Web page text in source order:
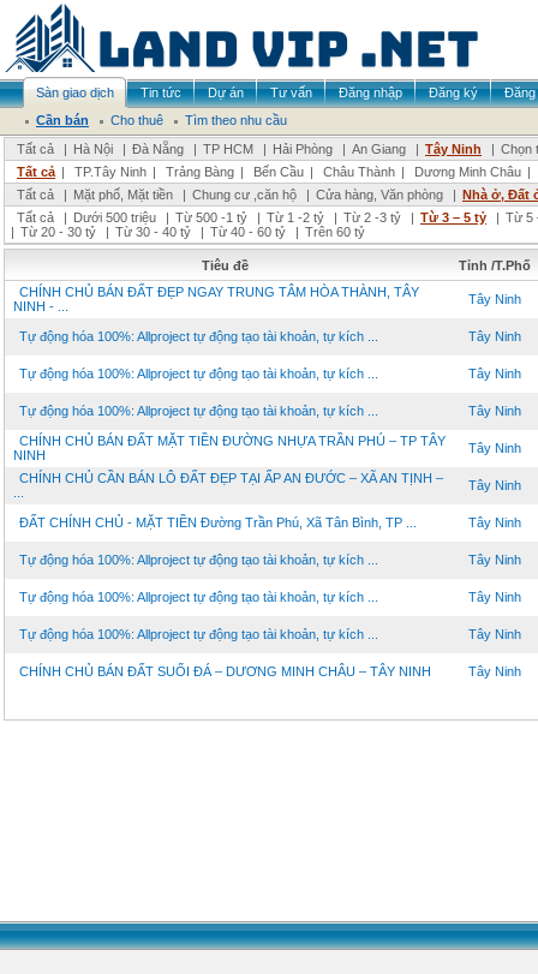
Sàn giao dịch Tin tức Dự án Tư vấn Đăng nhập Đăng ký
Đăng
Cần bán
Cho thuê
Tìm theo nhu cầu
Tất cả
| Hà Nội | Đà Nẵng | TP HCM | Hải Phòng | An Giang | Tây Ninh | Chọn
Tất cả | TP.Tây Ninh | Trảng Bàng | Bến Cầu | Châu Thành | Dương Minh Châu |
Tất cả
| Mặt phố, Mặt tiền | Chung cư ,căn hộ | Cửa hàng, Văn phòng | Nhà ở, Đất
Tất cả
| Dưới 500 triệu | Từ 500 -1 tỷ | Từ 1 -2 tỷ | Từ 2 -3 tỷ | Từ 3 – 5 tỷ | Từ 5
| Từ 20 - 30 tỷ | Từ 30 - 40 tỷ | Từ 40 - 60 tỷ | Trên 60 tỷ
Tiêu đề
Tỉnh /T.Phố
CHÍNH CHỦ BÁN ĐẤT ĐẸP NGAY TRUNG TÂM HÒA THÀNH, TÂY
NINH - ...
Tây Ninh
Tự động hóa 100%: Allproject tự động tạo tài khoản, tự kích ... Tây Ninh
Tự động hóa 100%: Allproject tự động tạo tài khoản, tự kích ... Tây Ninh
Tự động hóa 100%: Allproject tự động tạo tài khoản, tự kích ... Tây Ninh
CHÍNH CHỦ BÁN ĐẤT MẶT TIỀN ĐƯỜNG NHỰA TRẦN PHÚ – TP TÂY
NINH
Tây Ninh
CHÍNH CHỦ CẦN BÁN LÔ ĐẤT ĐẸP TẠI ẤP AN ĐƯỚC – XÃ AN TỊNH –
Tây Ninh
ĐẤT CHÍNH CHỦ - MẶT TIỀN Đường Trần Phú, Xã Tân Bình, TP ... Tây Ninh
Tự động hóa 100%: Allproject tự động tạo tài khoản, tự kích ... Tây Ninh
Tự động hóa 100%: Allproject tự động tạo tài khoản, tự kích ... Tây Ninh
Tự động hóa 100%: Allproject tự động tạo tài khoản, tự kích ... Tây Ninh
CHÍNH CHỦ BÁN ĐẤT SUỐI ĐÁ – DƯƠNG MINH CHÂU – TÂY NINH Tây Ninh